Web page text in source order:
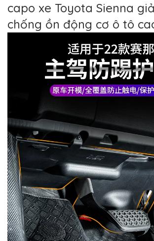
Chính
Sách
Thanh
NHIỀU
NHẤT
KIA
TOYOTA
HONDA
MAZDA
SUBARU
CHEVROLET
capo xe Toyota Sienna
chống ồn động cơ ô tô